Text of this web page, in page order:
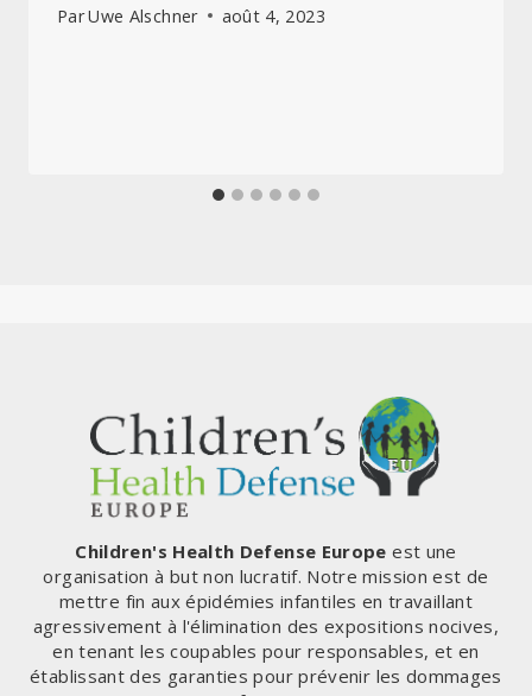
ParUwe Alschner août 4, 2023
Children's Health Defense Europe est une
organisation à but non lucratif. Notre mission est de
mettre fin aux épidémies infantiles en travaillant
agressivement à l'élimination des expositions nocives,
en tenant les coupables pour responsables, et en
établissant des garanties pour prévenir les dommages